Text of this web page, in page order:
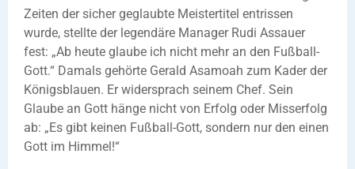
Zeiten der sicher geglaubte Meistertitel entrissen
wurde, stellte der legendäre Manager Rudi Assauer
fest: „Ab heute glaube ich nicht mehr an den Fußball-
Gott.“ Damals gehörte Gerald Asamoah zum Kader der
Königsblauen. Er widersprach seinem Chef. Sein
Glaube an Gott hänge nicht von Erfolg oder Misserfolg
ab: „Es gibt keinen Fußball-Gott, sondern nur den einen
Gott im Himmel!“